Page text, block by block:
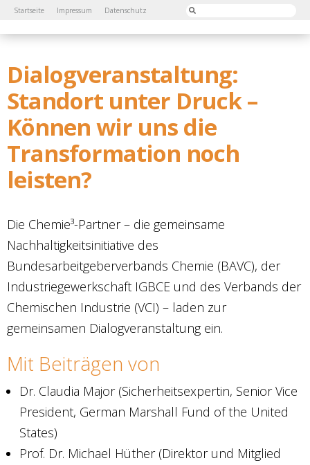
Startseite Impressum Datenschutz
Dialogveranstaltung:
Standort unter Druck –
Können wir uns die
Transformation noch
leisten?
Die Chemie³-Partner – die gemeinsame
Nachhaltigkeitsinitiative des
Bundesarbeitgeberverbands Chemie (BAVC), der
Industriegewerkschaft IGBCE und des Verbands der
Chemischen Industrie (VCI) – laden zur
gemeinsamen Dialogveranstaltung ein.
Mit Beiträgen von
Dr. Claudia Major (Sicherheitsexpertin, Senior Vice
President, German Marshall Fund of the United
States)
Prof. Dr. Michael Hüther (Direktor und Mitglied